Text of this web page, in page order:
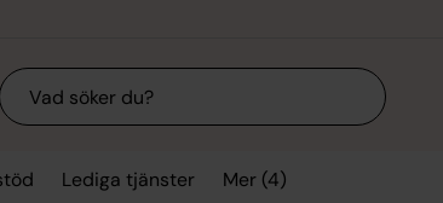
Sök
Lediga tjänster Mer (4)